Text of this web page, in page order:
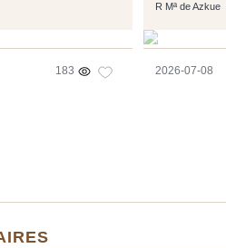
183
R Mª de Azkue
2026-07-08